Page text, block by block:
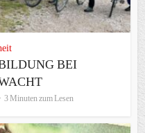
BEI
3 Minuten zum Lesen